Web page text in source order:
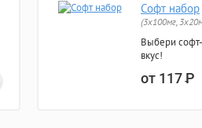
Софт набор
(3x100мг,
Выбери
вкус!
от 117Р